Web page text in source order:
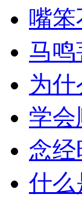
嘴
马
为
学
念
什么